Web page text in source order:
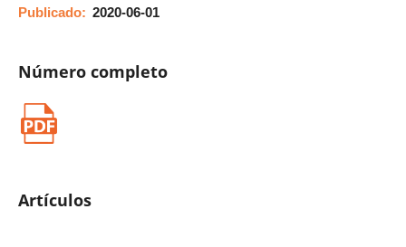
Publicado: 2020-06-01
Número completo
Artículos